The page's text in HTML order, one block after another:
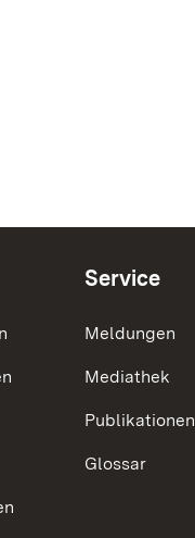
Service
Meldungen
Mediathek
Publikationen
Glossar